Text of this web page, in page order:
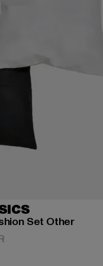
Set Other
EUR
Aktionspreis: 44,99 EUR